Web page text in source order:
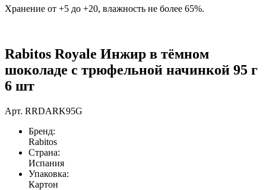
Хранение от +5 до +20, влажноcть не более 65%.
Rabitos Royale Инжир в тёмном
шоколаде с трюфельной начинкой 95 г
6 шт
Арт. RRDARK95G
Бренд:
Rabitos
Страна:
Испания
Упаковка:
Картон